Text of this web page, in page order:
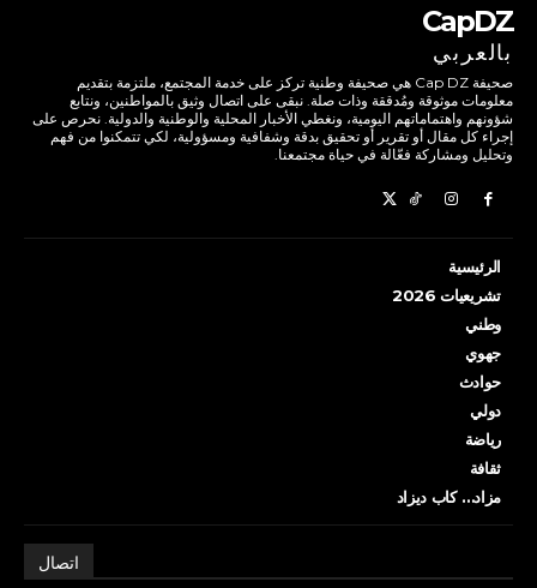
CapDZ
بالعربي
صحيفة Cap DZ هي صحيفة وطنية تركز على خدمة المجتمع، ملتزمة بتقديم
معلومات موثوقة ومُدققة وذات صلة. نبقى على اتصال وثيق بالمواطنين، ونتابع
شؤونهم واهتماماتهم اليومية، ونغطي الأخبار المحلية والوطنية والدولية. نحرص على
إجراء كل مقال أو تقرير أو تحقيق بدقة وشفافية ومسؤولية، لكي تتمكنوا من فهم
وتحليل ومشاركة فعّالة في حياة مجتمعنا.
الرئيسية
تشريعيات 2026
وطني
جهوي
حوادث
دولي
رياضة
ثقافة
مزاد… كاب ديزاد
اتصال